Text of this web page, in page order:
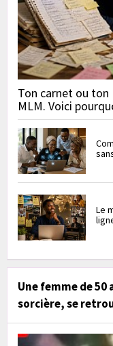
Ton carnet ou ton
MLM. Voici
Le
Une femme de
sorcière, se